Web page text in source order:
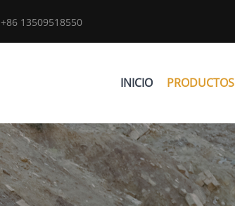
+86 13509518550
INICIO PRODUCTOS